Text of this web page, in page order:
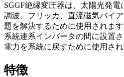
SGGF絶縁変圧器は、太陽光発
調波、フリッカ、直流磁気バイ
題を解決するために使用されま
系統連系インバータの間に設置
電力を系統に戻すために使用され
特徴